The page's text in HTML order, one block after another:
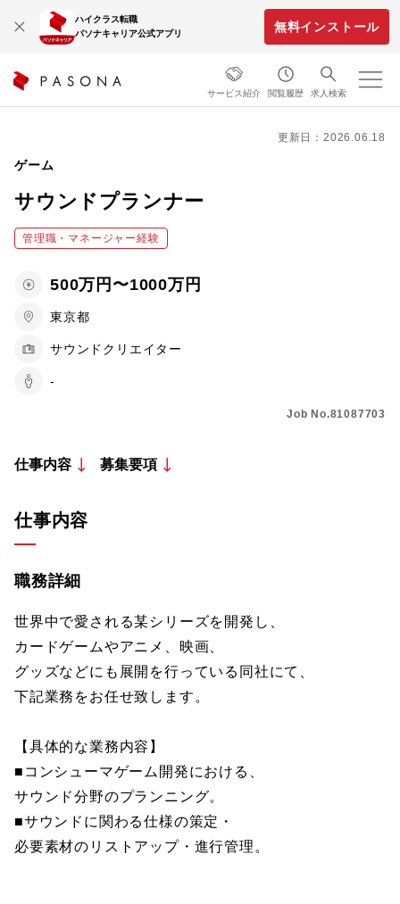
ハイクラス転職
パソナキャリア公式アプリ
無料インストール
サービス紹介 閲覧履歴 求人検索
更新日：2026.06.18
ゲーム
サウンドプランナー
管理職・マネージャー経験
500万円〜1000万円
東京都
サウンドクリエイター
-
Job No.81087703
仕事内容 募集要項
仕事内容
職務詳細
世界中で愛される某シリーズを開発し、
カードゲームやアニメ、映画、
グッズなどにも展開を行っている同社にて、
下記業務をお任せ致します。
【具体的な業務内容】
■コンシューマゲーム開発における、
サウンド分野のプランニング。
■サウンドに関わる仕様の策定・
必要素材のリストアップ・進行管理。